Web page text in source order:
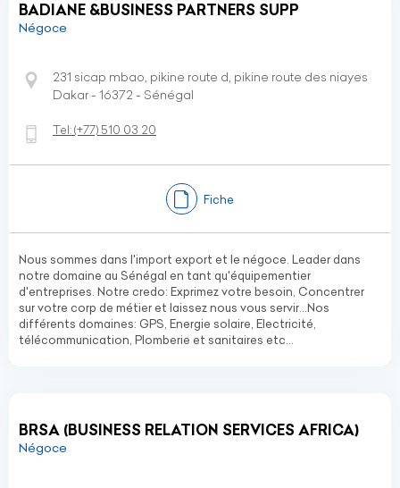
BADIANE &BUSINESS PARTNERS SUPP
Négoce
231 sicap mbao, pikine route d, pikine route des niayes
Dakar - 16372 - Sénégal
Tel:(+77) 510 03 20
Fiche
Nous sommes dans l'import export et le négoce. Leader dans
notre domaine au Sénégal en tant qu'équipementier
d'entreprises. Notre credo: Exprimez votre besoin, Concentrer
sur votre corp de métier et laissez nous vous servir…Nos
différents domaines: GPS, Energie solaire, Electricité,
télécommunication, Plomberie et sanitaires etc...
BRSA (BUSINESS RELATION SERVICES AFRICA)
Négoce